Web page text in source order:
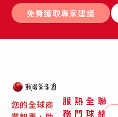
免費獲取專家建議
您的全球商
服
務
熱
門
全
球
聯
絡